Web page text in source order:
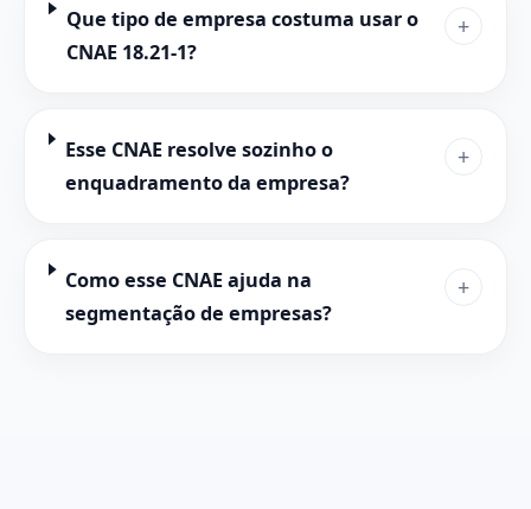
Que tipo de empresa costuma usar o
CNAE 18.21-1?
+
Esse CNAE resolve sozinho o
enquadramento da empresa?
+
Como esse CNAE ajuda na
segmentação de empresas?
+